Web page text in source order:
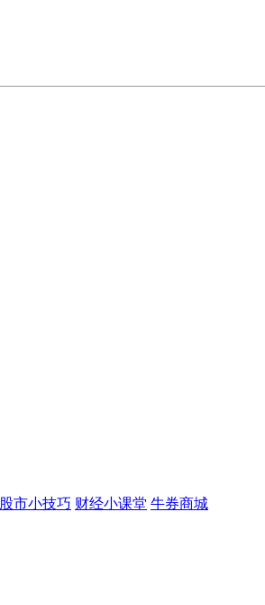
股市小技巧 财经小课堂 牛券商城